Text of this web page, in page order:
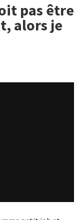
pas être
alors je